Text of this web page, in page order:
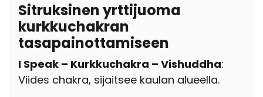
Sitruksinen yrttijuoma
kurkkuchakran
tasapainottamiseen
I Speak – Kurkkuchakra – Vishuddha:
Viides chakra, sijaitsee kaulan alueella.